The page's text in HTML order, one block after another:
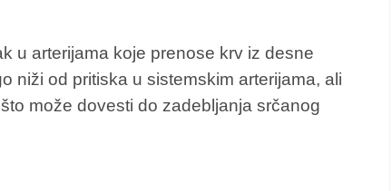
u arterijama koje prenose krv iz desne
niži od pritiska u sistemskim arterijama, ali
može dovesti do zadebljanja srčanog